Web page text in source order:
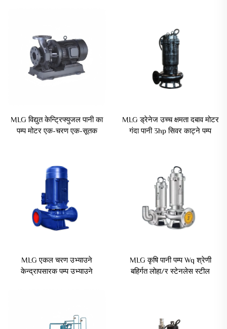
MLG विद्युत केन्ट्रिफ्युजल पानी का
पम्प मोटर एक-चरण एक-सूतक
MLG ड्रेनेज उच्च क्षमता दबाव मोटर
गंदा पानी 3hp सिवर काट्ने पम्प
MLG एकल चरण उभ्याउने
केन्द्रापसारक पम्प उभ्याउने
MLG कृषि पानी पम्प Wq श्रेणी
बहिर्गत लोहा/र स्टेनलेस स्टील